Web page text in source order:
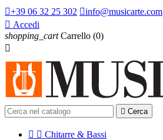
+39 06 32 25 302 info@musicarte.com
 Accedi
shopping_cart Carrello (0)

 Cerca
  Chitarre & Bassi